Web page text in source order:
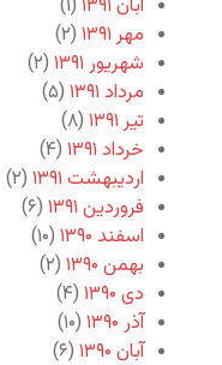
آبان ۱۳۹۱
(۱)
مهر ۱۳۹۱
(۲)
شهریور ۱۳۹۱
(۲)
مرداد ۱۳۹۱
(۵)
تیر ۱۳۹۱
(۸)
خرداد ۱۳۹۱
(۴)
اردیبهشت ۱۳۹۱
(۲)
فروردین ۱۳۹۱
(۶)
اسفند ۱۳۹۰
(۱۰)
بهمن ۱۳۹۰
(۲)
دی ۱۳۹۰
(۴)
آذر ۱۳۹۰
(۱۰)
آبان ۱۳۹۰
(۶)